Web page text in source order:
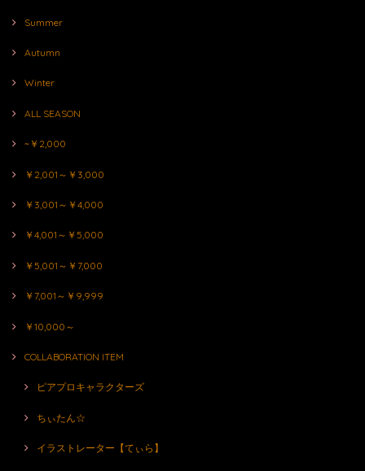
Summer
Autumn
Winter
ALL SEASON
~￥2,000
￥2,001～￥3,000
￥3,001～￥4,000
￥4,001～￥5,000
￥5,001～￥7,000
￥7,001～￥9,999
￥10,000～
COLLABORATION ITEM
ピアプロキャラクターズ
ちぃたん☆
イラストレーター【てぃら】